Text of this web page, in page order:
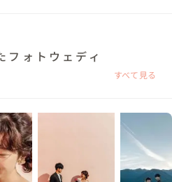
フォトウェディ
すべて見る